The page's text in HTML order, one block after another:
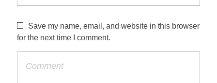
Save my name, email, and website in this browser
for the next time I comment.